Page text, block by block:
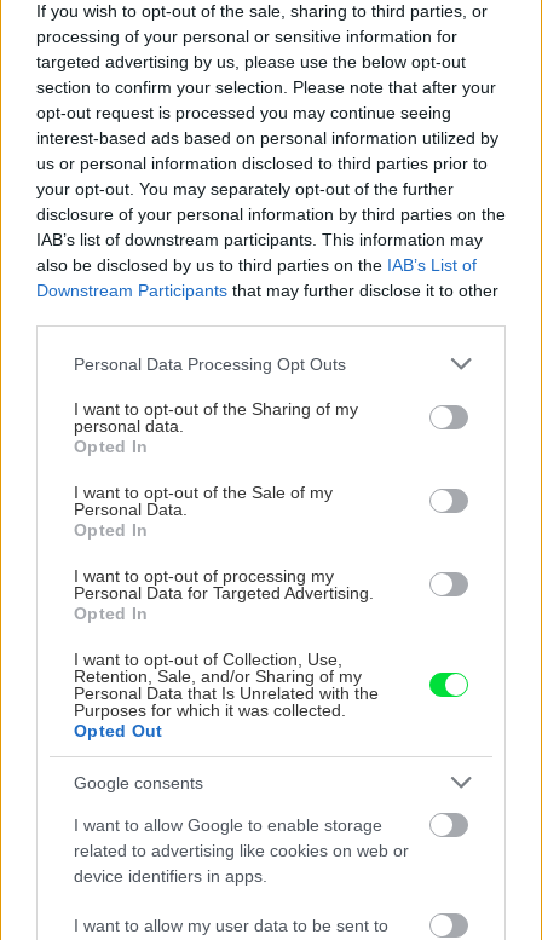
If you wish to opt-out of the sale, sharing to third parties, or
processing of your personal or sensitive information for
targeted advertising by us, please use the below opt-out
section to confirm your selection. Please note that after your
opt-out request is processed you may continue seeing
interest-based ads based on personal information utilized by
us or personal information disclosed to third parties prior to
your opt-out. You may separately opt-out of the further
disclosure of your personal information by third parties on the
IAB’s list of downstream participants. This information may
also be disclosed by us to third parties on the IAB’s List of
Downstream Participants that may further disclose it to other
Please note that this website/app uses one or more Google
not limited to your visit or usage behaviour. You may click to
grant or deny consent to Google and its third-party tags to
use your data for below specified purposes in below Google
consent section.
Personal Data Processing Opt Outs
I want to opt-out of the Sharing of my
personal data.
Opted In
I want to opt-out of the Sale of my
Personal Data.
Opted In
I want to opt-out of processing my
Personal Data for Targeted Advertising.
Opted In
I want to opt-out of Collection, Use,
Retention, Sale, and/or Sharing of my
Personal Data that Is Unrelated with the
Purposes for which it was collected.
Opted Out
Google consents
I want to allow Google to enable storage
related to advertising like cookies on web or
device identifiers in apps.
I want to allow my user data to be sent to
Prečo z okna robia radiátor a ako to vyriešiť za pár eur?
predajcovia idú okolo 100 eur kus.
Nekupujte drahé lapače: Vyrobte si za 5 minút domácu
pascu na osy a sršne, ktorá ich nepustí von
Bros sprej necaka kym osa vypije moje pivo. Zaroven
nasmrdi cele hniezdo a neostane tam nic zive. Vasa
pasca naucinke moc efektivne. Skor pritiahne slimaky
Viete, kedy použiť akú maltu? Spoznajte rozdiely, ktoré
vám ušetria čas v stavebninách aj pri práci
Ten článok mal takú výpovednú hodnotu ako učivo pre
3 ročník základnej školy. To fakt? AI alebo nejaka kniha
z VŠ? Dnešné rychlotvrdnuce malty - pevnosť 40 Mpa a
doba schnutia tak 15 minut , k tomu vodotesné s
kryštálikou. A rozdiel - schnutie a zretie. Nič?
Záhradné ležadlá v obchodoch sú predražené. Toto si
Žiadne čapovanie alebo zadlabávanie, všetko len na
čínske skrutky. Alternatíva slovenskej IKEI - čo sa týka
pevnosti. Autor si nedal veľa námahy s remeselným
spracovaním, škoda. No lepšie než ten odpad z DTD
predávaný v Kauflande alebo Lídli.
ZÁHRADA
5 trvaliek s
panašovanými listami,
ktoré dodajú vášmu
záhonu celosezónny
šmrnc
Trvalky, ktoré znesú
sucho a teplo? Tieto
vysaďte na miesta, na
deň